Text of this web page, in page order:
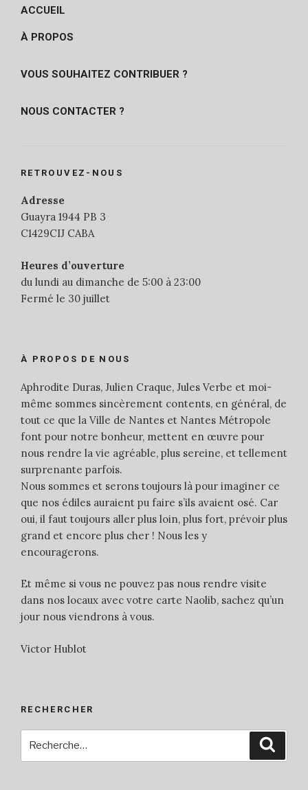
ACCUEIL
À PROPOS
VOUS SOUHAITEZ CONTRIBUER ?
NOUS CONTACTER ?
RETROUVEZ-NOUS
Adresse
Guayra 1944 PB 3
C1429CIJ CABA
Heures d’ouverture
du lundi au dimanche de 5:00 à 23:00
Fermé le 30 juillet
À PROPOS DE NOUS
Aphrodite Duras, Julien Craque, Jules Verbe et moi-
même sommes sincèrement contents, en général, de
tout ce que la Ville de Nantes et Nantes Métropole
font pour notre bonheur, mettent en œuvre pour
nous rendre la vie agréable, plus sereine, et tellement
surprenante parfois.
Nous sommes et serons toujours là pour imaginer ce
que nos édiles auraient pu faire s’ils avaient osé. Car
oui, il faut toujours aller plus loin, plus fort, prévoir plus
grand et encore plus cher ! Nous les y
encouragerons.
Et même si vous ne pouvez pas nous rendre visite
dans nos locaux avec votre carte Naolib, sachez qu’un
jour nous viendrons à vous.
Victor Hublot
RECHERCHER